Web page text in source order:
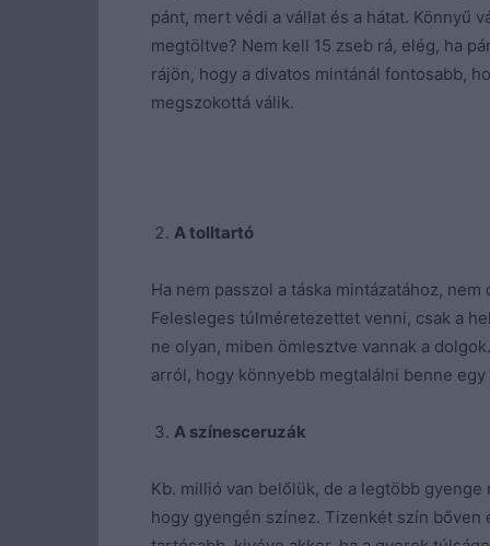
pánt, mert védi a vállat és a hátat. Könnyű
megtöltve? Nem kell 15 zseb rá, elég, ha
rájön, hogy a divatos mintánál fontosabb,
megszokottá válik.
A tolltartó
Ha nem passzol a táska mintázatához,
Felesleges túlméretezettet venni, csak a
ne olyan, miben ömlesztve vannak a
arról, hogy könnyebb megtalálni benne
A színesceruzák
Kb. millió van belőlük, de a legtöbb
hogy gyengén színez. Tizenkét szín